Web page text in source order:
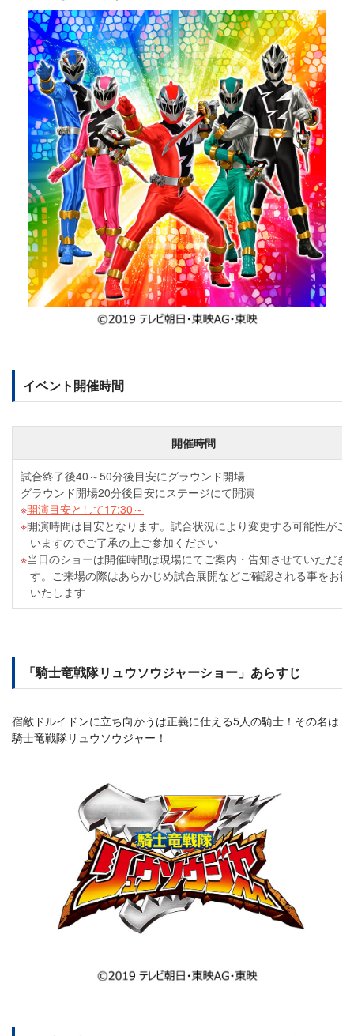
イベント開催時間
開催時間
試合終了後40～50分後目安にグラウンド開場
グラウンド開場20分後目安にステージにて開演
開演目安として17:30～
開演時間は目安となります。試合状況により変更する可能性がご
いますのでご了承の上ご参加ください
当日のショーは開催時間は現場にてご案内・告知させていただき
す。ご来場の際はあらかじめ試合展開などご確認される事をお勧
いたします
「騎士竜戦隊リュウソウジャーショー」あらすじ
宿敵ドルイドンに立ち向かうは正義に仕える5人の騎士！その名は
騎士竜戦隊リュウソウジャー！